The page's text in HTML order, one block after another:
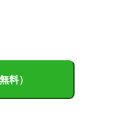
料）